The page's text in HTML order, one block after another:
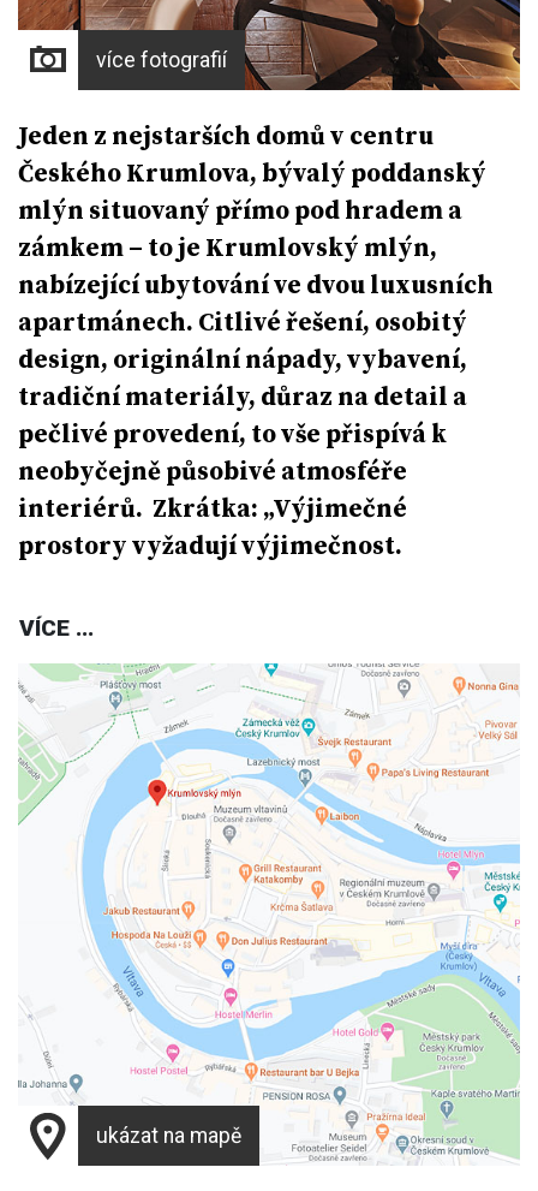
více fotografií
Jeden z nejstarších domů v centru
Českého Krumlova, bývalý poddanský
mlýn situovaný přímo pod hradem a
zámkem – to je Krumlovský mlýn,
nabízející ubytování ve dvou luxusních
apartmánech. Citlivé řešení, osobitý
design, originální nápady, vybavení,
tradiční materiály, důraz na detail a
pečlivé provedení, to vše přispívá k
neobyčejně působivé atmosféře
interiérů. Zkrátka: „Výjimečné
prostory vyžadují výjimečnost.
VÍCE ...
ukázat na mapě